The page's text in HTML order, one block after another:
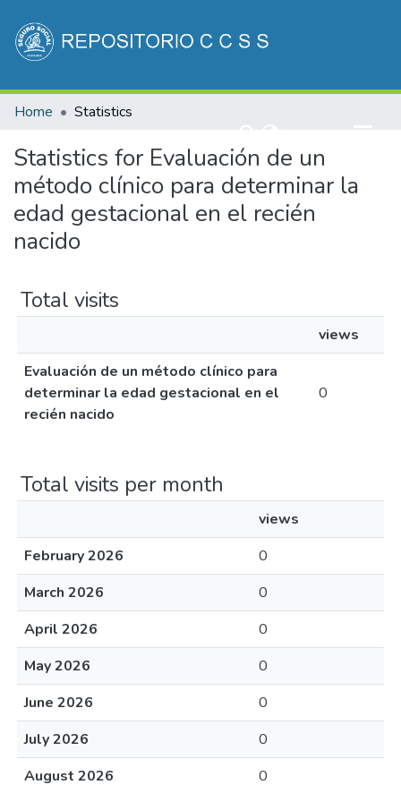
Communities & Collections
Home Statistics
Statistics for Evaluación de un
método clínico para determinar la
edad gestacional en el recién
nacido
Total visits
views
Evaluación de un método clínico para
determinar la edad gestacional en el
recién nacido
0
Total visits per month
views
February 2026
0
March 2026
0
April 2026
0
May 2026
0
June 2026
0
July 2026
0
August 2026
0